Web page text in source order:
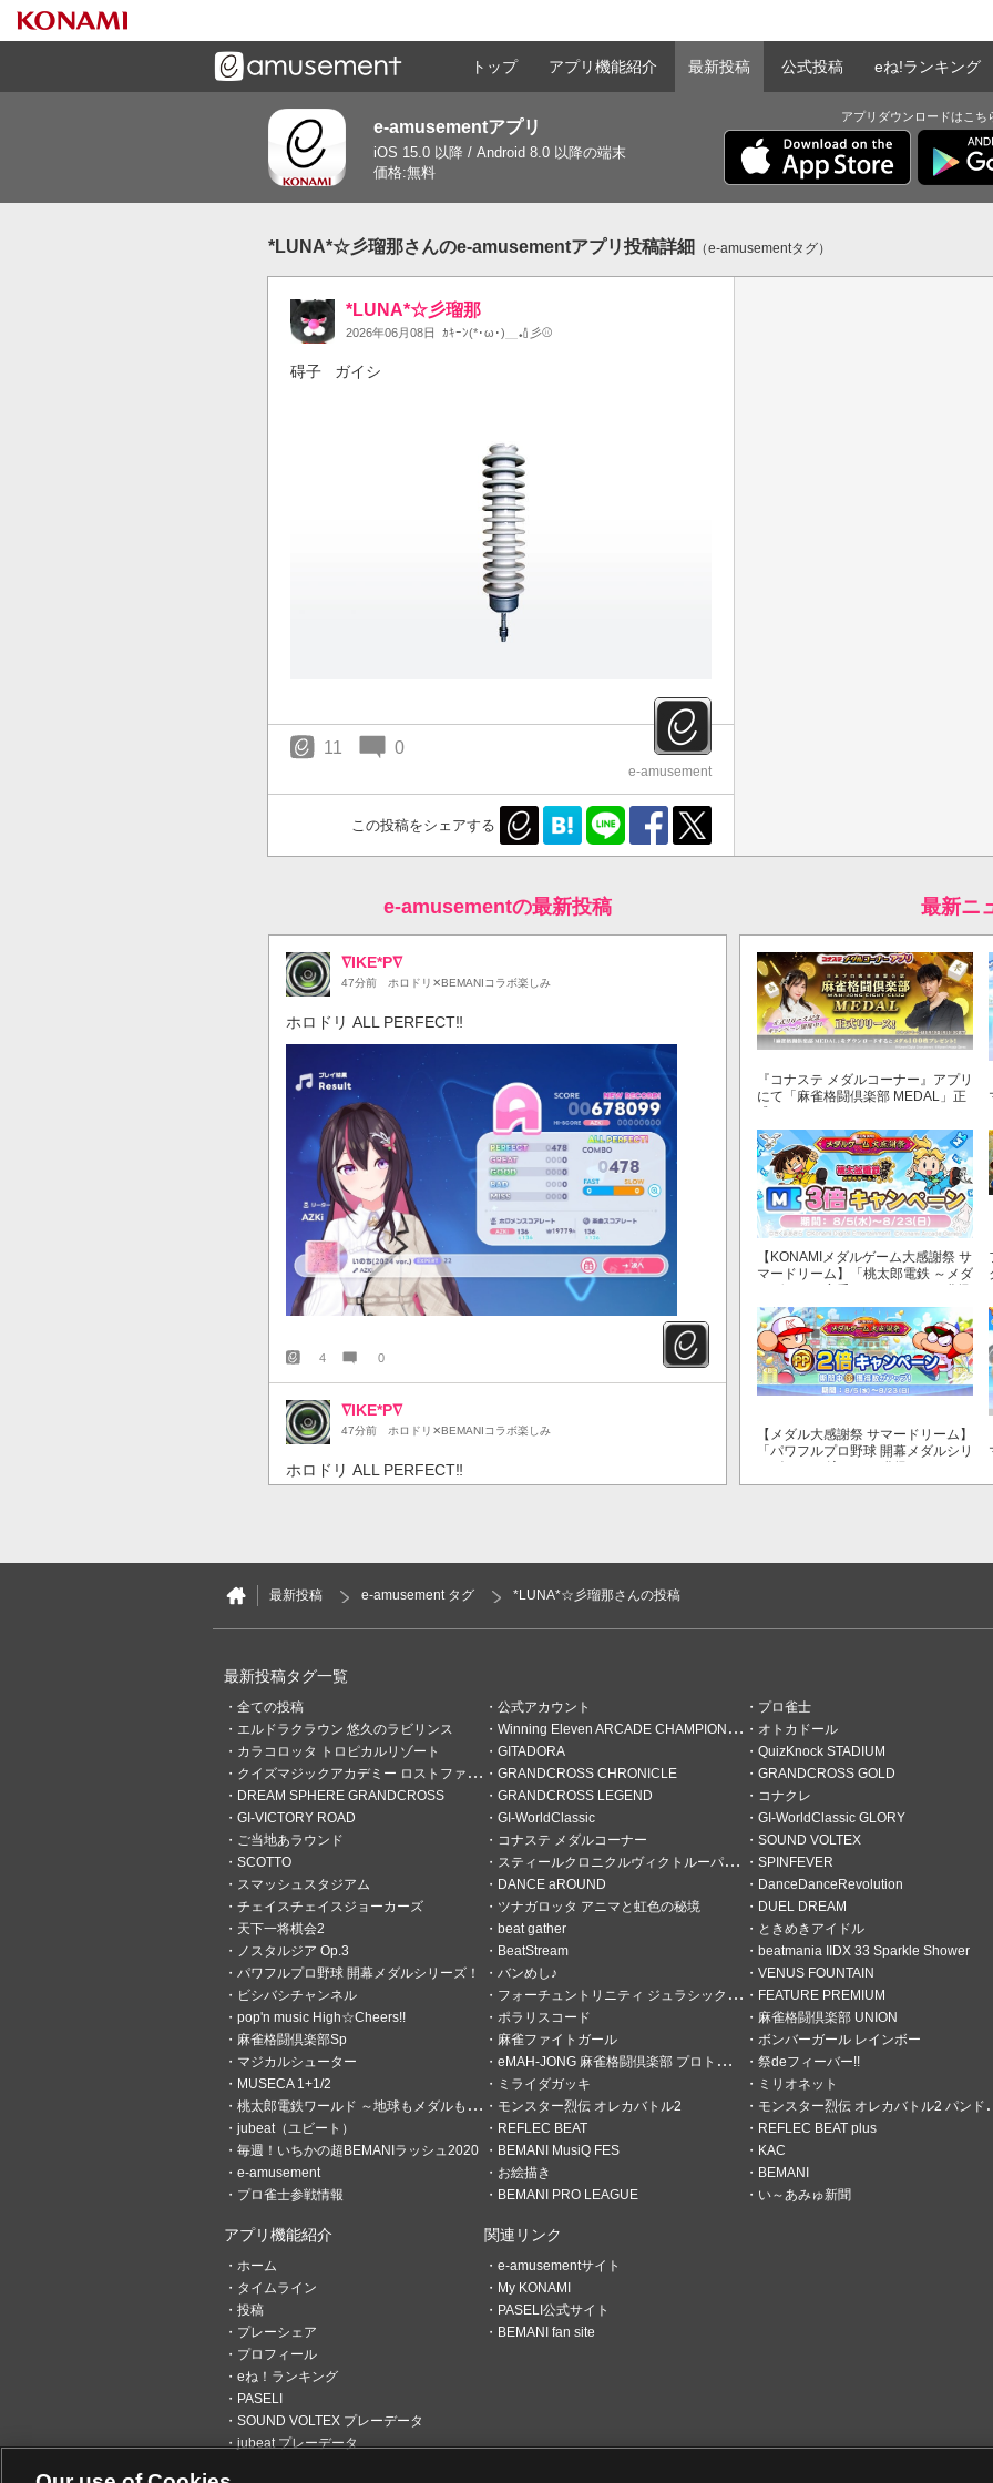
ゲームと連携したコミュニケーションアプリで
トップ アプリ機能紹介 最新投稿 公式投稿 eね!ランキング
e-amusementアプリ
iOS 15.0 以降 / Android 8.0 以降の端末
価格:無料
アプリダウンロードはこち
*LUNA*☆彡瑠那さんのe-amusementアプリ投稿詳細 （e-amusementタグ）
*LUNA*☆彡瑠那
2026年06月08日 ｶｷｰﾝ(*･ω･)＿🏏彡⚾️
11 0
e-amusement
この投稿をシェアする
e-amusementの最新投稿
∇IKE*P∇
47分前 ホロドリ✕BEMANIコラボ楽しみ
ホロドリ ALL PERFECT‼️
4 0
∇IKE*P∇
47分前 ホロドリ✕BEMANIコラボ楽しみ
ホロドリ ALL PERFECT‼️
47分前 ホロドリ✕BEMANIコラボ楽しみ
真顔で埋まってんのウケる。(笑) スコア上げていきやす。
5
1時間ほど庭の草刈りしてきた 草刈りというか育ちすぎても
はや伐採の方が正しいくらい竹の無限湧き 刈込み鋏買ってみ
たけどあの音気持ちええわ〜
最新ニ
『コナステ メダルコーナー』アプリ
にて「麻雀格闘倶楽部 MEDAL」正
【KONAMIメダルゲーム大感謝祭 サ
マードリーム】「桃太郎電鉄 ～メダ
数が3倍！
【メダル大感謝祭 サマードリーム】
「パワフルプロ野球 開幕メダルシリ
が2倍！
最新投稿 e-amusement タグ *LUNA*☆彡瑠那さんの投稿
最新投稿タグ一覧
全ての投稿 公式アカウント
プロ雀士
エルドラクラウン 悠久のラビリンス
Winning Eleven ARCADE CHAMPIONSHIP
オトカドール
カラコロッタ トロピカルリゾート
GITADORA
QuizKnock STADIUM
クイズマジックアカデミー ロストファンタリウム
GRANDCROSS CHRONICLE
GRANDCROSS GOLD
DREAM SPHERE GRANDCROSS
GRANDCROSS LEGEND
コナクレ
GI-VICTORY ROAD
GI-WorldClassic
GI-WorldClassic GLORY
ご当地あラウンド
コナステ メダルコーナー
SOUND VOLTEX
SCOTTO
スティールクロニクルヴィクトルーパーズ
SPINFEVER
スマッシュスタジアム
DANCE aROUND
DanceDanceRevolution
チェイスチェイスジョーカーズ
ツナガロッタ アニマと虹色の秘境
DUEL DREAM
天下一将棋会2
beat gather
ときめきアイドル
ノスタルジア Op.3
BeatStream
beatmania IIDX 33 Sparkle Shower
パワフルプロ野球 開幕メダルシリーズ！
バンめし♪
VENUS FOUNTAIN
ビシバシチャンネル
フォーチュントリニティ ジュラシックトレジャー
FEATURE PREMIUM
pop'n music High☆Cheers!!
ポラリスコード
麻雀格闘倶楽部 UNION
麻雀格闘倶楽部Sp
麻雀ファイトガール
ボンバーガール レインボー
マジカルシューター
eMAH-JONG 麻雀格闘倶楽部 プロトーナメント
祭deフィーバー!!
MUSECA 1+1/2
ミライダガッキ
ミリオネット
桃太郎電鉄ワールド ～地球もメダルもまわってる！～
モンスター烈伝 オレカバトル2
モンスター烈伝 オレカバトル2 パンドラのメダル
jubeat（ユビート）
REFLEC BEAT
REFLEC BEAT plus
毎週！いちかの超BEMANIラッシュ2020
BEMANI MusiQ FES
KAC
e-amusement
お絵描き
BEMANI
プロ雀士参戦情報
BEMANI PRO LEAGUE い～あみゅ新聞
アプリ機能紹介
ホーム
タイムライン
投稿
プレーシェア
プロフィール
eね！ランキング
PASELI
SOUND VOLTEX プレーデータ
jubeat プレーデータ
関連リンク
e-amusementサイト
My KONAMI
PASELI公式サイト
BEMANI fan site